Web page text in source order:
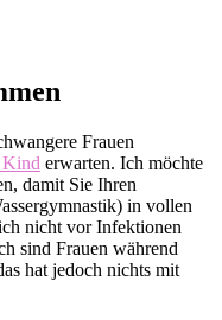
Frauen
Kind erwarten. Ich möchte
damit Sie Ihren
in vollen
nicht vor Infektionen
sind Frauen während
hat jedoch nichts mit